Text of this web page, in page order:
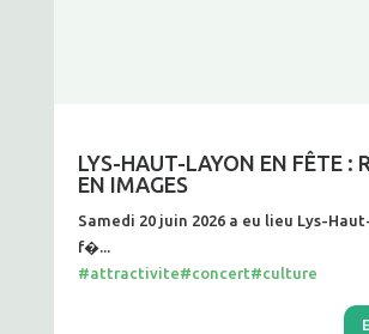
LYS-HAUT-LAYON EN FÊTE :
EN IMAGES
Samedi 20 juin 2026 a eu lieu Lys-
f�...
#attractivite#concert#culture